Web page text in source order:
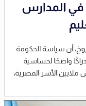
في المدارس
أن سياسة الحكومة
واضحًا لحساسية
ملايين الأسر المصرية،